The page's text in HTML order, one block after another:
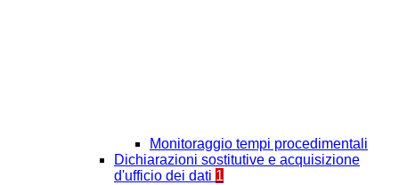
Monitoraggio tempi procedimentali
Dichiarazioni sostitutive e acquisizione
d'ufficio dei dati 1